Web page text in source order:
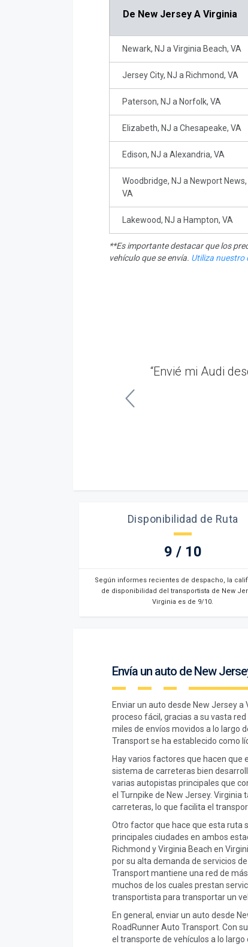
De New Jersey A Virginia
Newark, NJ a Virginia Beach, VA
Jersey City, NJ a Richmond, VA
Paterson, NJ a Norfolk, VA
Elizabeth, NJ a Chesapeake, VA
Edison, NJ a Alexandria, VA
Woodbridge, NJ a Newport News,
VA
Lakewood, NJ a Hampton, VA
**Es importante destacar que los
vehículo que se envía. Utiliza nuestro
“Envié mi Audi
Disponibilidad de Ruta
9 / 10
Según informes recientes de despacho, la
de disponibilidad del transportista de New
Virginia es de 9/10.
Envía un auto de New
Enviar un auto desde New Jersey
proceso fácil, gracias a su vasta
miles de envíos movidos a lo largo
Transport se ha establecido como
Hay varios factores que hacen que
sistema de carreteras bien
varias autopistas principales que
el Turnpike de New Jersey.
carreteras, lo que facilita el
Otro factor que hace que esta ruta
principales ciudades en ambos
Richmond y Virginia Beach en
por su alta demanda de servicios
Transport mantiene una red de
muchos de los cuales prestan
transportista para transportar un
En general, enviar un auto desde
RoadRunner Auto Transport. Con
el transporte de vehículos a lo